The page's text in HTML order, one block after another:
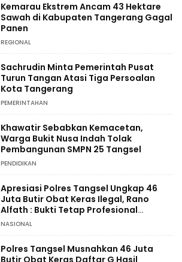
Kemarau Ekstrem Ancam 43 Hektare
Sawah di Kabupaten Tangerang Gagal
Panen
REGIONAL
Sachrudin Minta Pemerintah Pusat
Turun Tangan Atasi Tiga Persoalan
Kota Tangerang
PEMERINTAHAN
Khawatir Sebabkan Kemacetan,
Warga Bukit Nusa Indah Tolak
Pembangunan SMPN 25 Tangsel
PENDIDIKAN
Apresiasi Polres Tangsel Ungkap 46
Juta Butir Obat Keras Ilegal, Rano
Alfath : Bukti Tetap Profesional
Jalankan Tugas
NASIONAL
Polres Tangsel Musnahkan 46 Juta